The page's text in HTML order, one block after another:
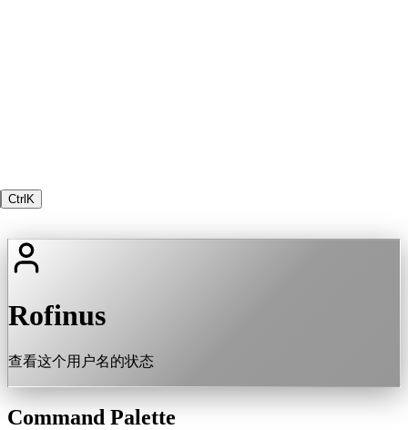
Ctrl K
Rofinus
查看这个用户名的状态
Command Palette